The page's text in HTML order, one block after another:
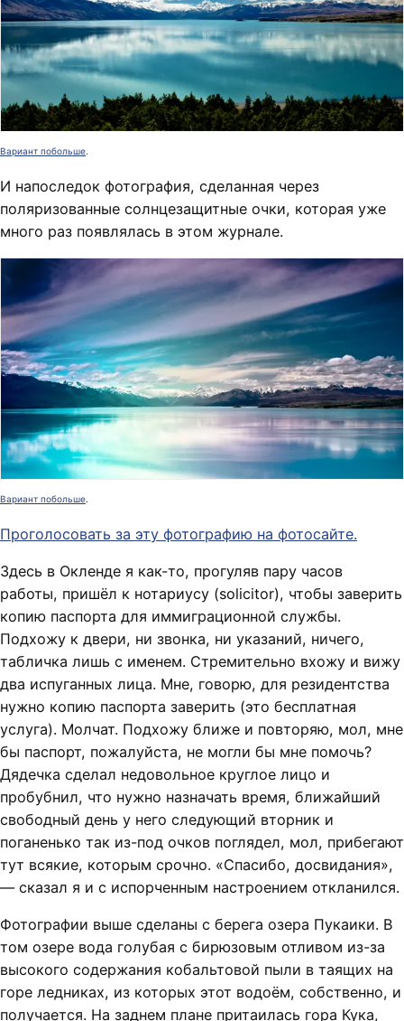
Вариант побольше.
И напоследок фотография, сделанная через
поляризованные солнцезащитные очки, которая уже
много раз появлялась в этом журнале.
Вариант побольше.
Проголосовать за эту фотографию на фотосайте.
Здесь в Окленде я как-то, прогуляв пару часов
работы, пришёл к нотариусу (solicitor), чтобы заверить
копию паспорта для иммиграционной службы.
Подхожу к двери, ни звонка, ни указаний, ничего,
табличка лишь с именем. Стремительно вхожу и вижу
два испуганных лица. Мне, говорю, для резидентства
нужно копию паспорта заверить (это бесплатная
услуга). Молчат. Подхожу ближе и повторяю, мол, мне
бы паспорт, пожалуйста, не могли бы мне помочь?
Дядечка сделал недовольное круглое лицо и
пробубнил, что нужно назначать время, ближайший
свободный день у него следующий вторник и
поганенько так из-под очков поглядел, мол, прибегают
тут всякие, которым срочно. «Спасибо, досвидания»,
— сказал я и с испорченным настроением откланился.
Фотографии выше сделаны с берега озера Пукаики. В
том озере вода голубая с бирюзовым отливом из-за
высокого содержания кобальтовой пыли в таящих на
горе ледниках, из которых этот водоём, собственно, и
получается. На заднем плане притаилась гора Кука,